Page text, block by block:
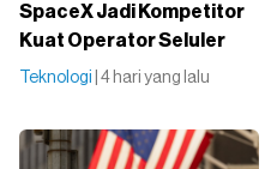
SpaceX Jadi Kompetitor
Kuat Operator Seluler
Teknologi | 4 hari yang lalu